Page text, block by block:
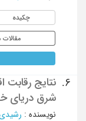
چکیده
مقالات
6.
نتایج رقابت
شرق دریای
نویسنده :